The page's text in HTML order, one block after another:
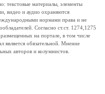
текстовые материалы, элементы
видео и аудио охраняются
нормами права и не
Согласно ст.ст. 1274,1275
на портале, в том числе
является обязательной. Мнение
авторов и колумнистов.